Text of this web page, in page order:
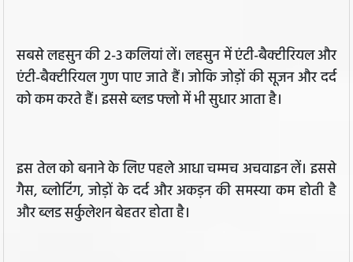
सबसे लहसुन की 2-3 कलियां लें। लहसुन में एंटी-बैक्टीरियल और
एंटी-बैक्टीरियल गुण पाए जाते हैं। जोकि जोड़ों की सूजन और दर्द
को कम करते हैं। इससे ब्लड फ्लो में भी सुधार आता है।
इस तेल को बनाने के लिए पहले आधा चम्मच अचवाइन लें। इससे
गैस, ब्लोटिंग, जोड़ों के दर्द और अकड़न की समस्या कम होती है
और ब्लड सर्कुलेशन बेहतर होता है।